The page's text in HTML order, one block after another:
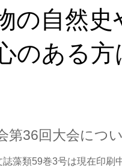
の自然
のある
第36回大会につ
誌藻類59巻3号は現在印刷